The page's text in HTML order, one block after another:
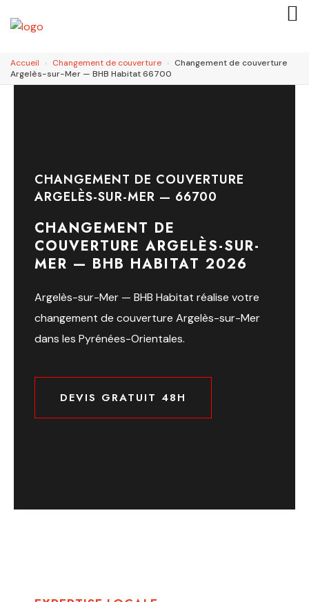
Accueil › Changement de couverture › Changement de couverture
Argelès-sur-Mer — BHB Habitat 66700
CHANGEMENT DE COUVERTURE
ARGELÈS-SUR-MER — 66700
CHANGEMENT DE
COUVERTURE ARGELÈS-SUR-
MER — BHB HABITAT 2026
Argelès-sur-Mer — BHB Habitat réalise votre
changement de couverture Argelès-sur-Mer
dans les Pyrénées-Orientales.
DEVIS GRATUIT 48H
DEVIS GRATUIT 48H